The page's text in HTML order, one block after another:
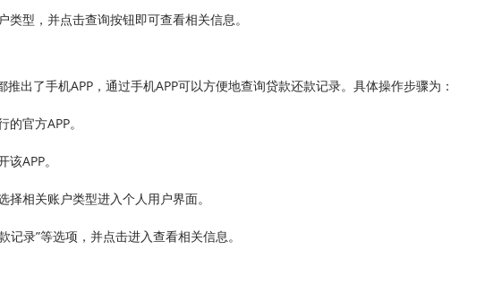
型，并点击查询按钮即可查看相关信息。
出了手机APP，通过手机APP可以方便地查询贷款还款记录。具体操作步骤为：
官方APP。
APP。
相关账户类型进入个人用户界面。
记录”等选项，并点击进入查看相关信息。